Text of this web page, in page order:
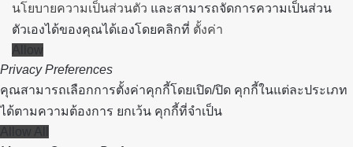
นโยบายความเป็นส่วนตัว และสามารถจัดการความเป็นส่วน
ตัวเองได้ของคุณได้เองโดยคลิกที่ ตั้งค่า
Allow
Privacy Preferences
คุณสามารถเลือกการตั้งค่าคุกกี้โดยเปิด/ปิด คุกกี้ในแต่ละประเภท
ได้ตามความต้องการ ยกเว้น คุกกี้ที่จำเป็น
Allow All